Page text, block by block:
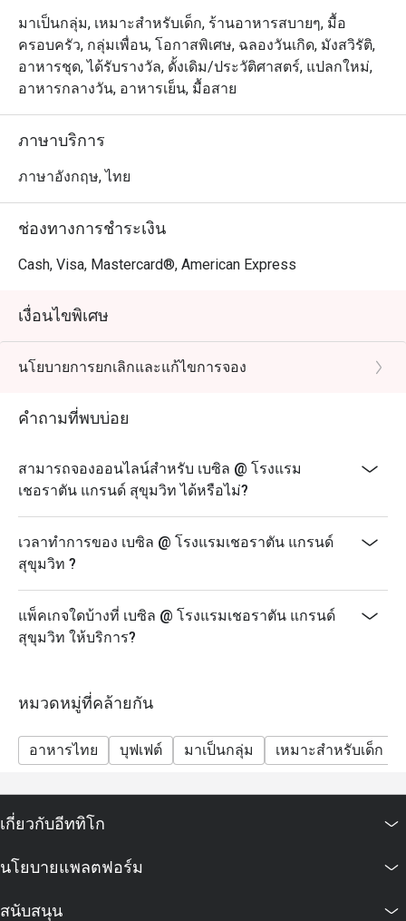
ไป
ความประทับใจ.
มาเป็นกลุ่ม, เหมาะสำหรับเด็ก, ร้านอาหารสบายๆ, มื้อ
ครอบครัว, กลุ่มเพื่อน, โอกาสพิเศษ, ฉลองวันเกิด, มังสวิรัติ,
อาหารชุด, ได้รับรางวัล, ดั้งเดิม/ประวัติศาสตร์, แปลกใหม่,
อาหารกลางวัน, อาหารเย็น, มื้อสาย
ภาษาบริการ
ภาษาอังกฤษ, ไทย
ช่องทางการชำระเงิน
Cash, Visa, Mastercard®, American Express
เงื่อนไขพิเศษ
นโยบายการยกเลิกและแก้ไขการจอง
คำถามที่พบบ่อย
สามารถจองออนไลน์สำหรับ เบซิล @ โรงแรม
เชอราตัน แกรนด์ สุขุมวิท ได้หรือไม่?
เวลาทำการของ เบซิล @ โรงแรมเชอราตัน แกรนด์
สุขุมวิท ?
แพ็คเกจใดบ้างที่ เบซิล @ โรงแรมเชอราตัน แกรนด์
สุขุมวิท ให้บริการ?
หมวดหมู่ที่คล้ายกัน
อาหารไทย บุฟเฟต์ มาเป็นกลุ่ม เหมาะสำหรับเด็ก
เกี่ยวกับอีททิโก
นโยบายแพลตฟอร์ม
สนับสนุน